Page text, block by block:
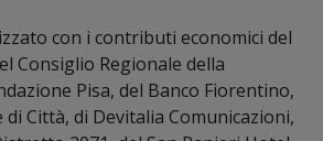
con i contributi economici del
Consiglio Regionale della
Pisa, del Banco Fiorentino,
di Città, di Devitalia Comunicazioni,